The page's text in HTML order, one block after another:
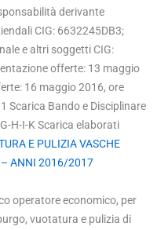
derivante
CIG: 6632245DB3;
e altri soggetti CIG:
offerte: 13 maggio
16 maggio 2016, ore
Scarica Bando e Disciplinare
H-I-K Scarica elaborati
E PULIZIA VASCHE
– ANNI 2016/2017
operatore economico, per
vuotatura e pulizia di